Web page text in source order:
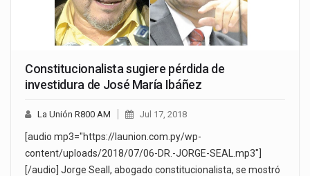
Constitucionalista sugiere pérdida de
investidura de José María Ibáñez
La Unión R800 AM Jul 17, 2018
[audio mp3="https://launion.com.py/wp-
content/uploads/2018/07/06-DR.-JORGE-SEAL.mp3"]
[/audio] Jorge Seall, abogado constitucionalista, se mostró